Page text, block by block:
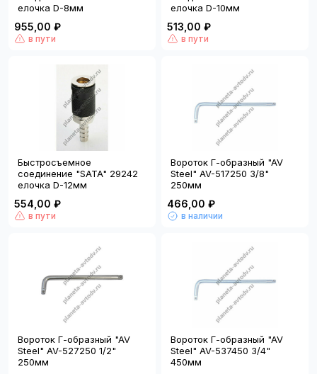
елочка D-8мм
955,00 ₽
в пути
елочка D-10мм
513,00 ₽
в пути
Быстросъемное
соединение "SATA" 29242
елочка D-12мм
554,00 ₽
в пути
Вороток Г-образный "AV
Steel" AV-517250 3/8"
250мм
466,00 ₽
в наличии
Вороток Г-образный "AV
Steel" AV-527250 1/2"
250мм
Вороток Г-образный "AV
Steel" AV-537450 3/4"
450мм